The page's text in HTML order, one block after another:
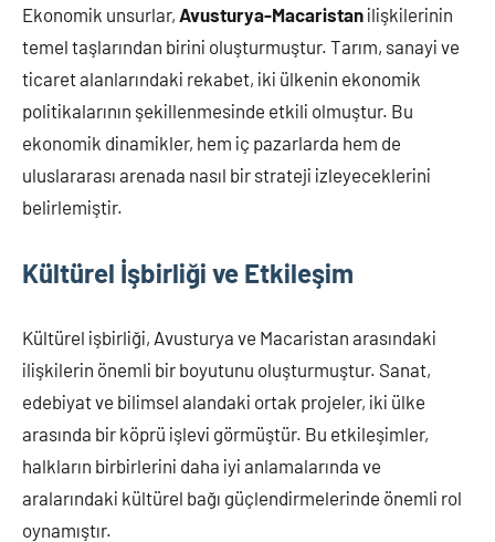
Ekonomik unsurlar, Avusturya-Macaristan ilişkilerinin
temel taşlarından birini oluşturmuştur. Tarım, sanayi ve
ticaret alanlarındaki rekabet, iki ülkenin ekonomik
politikalarının şekillenmesinde etkili olmuştur. Bu
ekonomik dinamikler, hem iç pazarlarda hem de
uluslararası arenada nasıl bir strateji izleyeceklerini
belirlemiştir.
Kültürel İşbirliği ve Etkileşim
Kültürel işbirliği, Avusturya ve Macaristan arasındaki
ilişkilerin önemli bir boyutunu oluşturmuştur. Sanat,
edebiyat ve bilimsel alandaki ortak projeler, iki ülke
arasında bir köprü işlevi görmüştür. Bu etkileşimler,
halkların birbirlerini daha iyi anlamalarında ve
aralarındaki kültürel bağı güçlendirmelerinde önemli rol
oynamıştır.